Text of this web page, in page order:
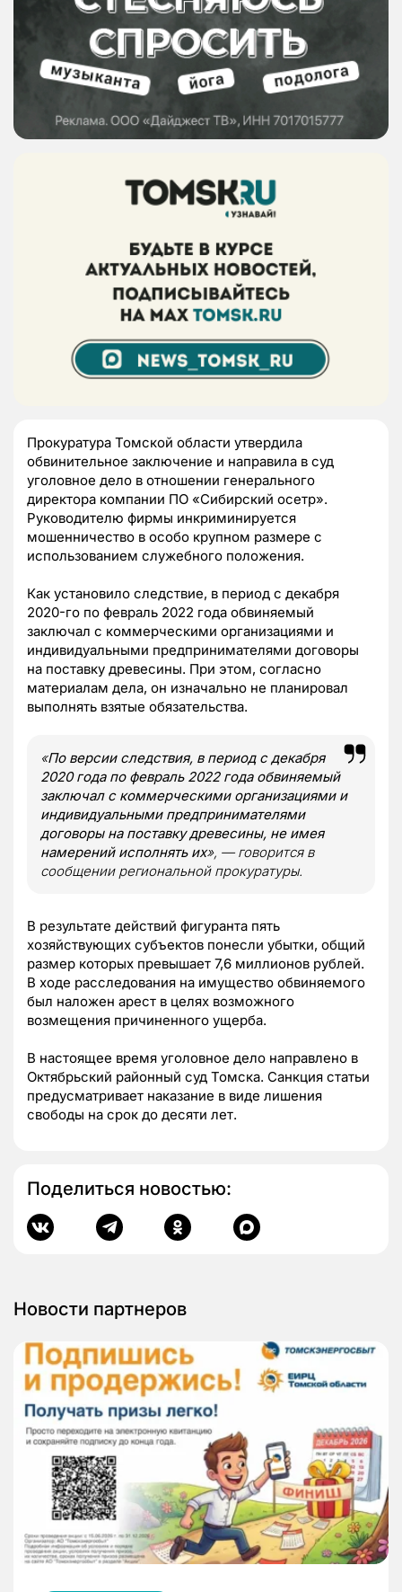
Прокуратура Томской области утвердила
обвинительное заключение и направила в суд
уголовное дело в отношении генерального
директора компании ПО «Сибирский осетр».
Руководителю фирмы инкриминируется
мошенничество в особо крупном размере с
использованием служебного положения.
Как установило следствие, в период с декабря
2020-го по февраль 2022 года обвиняемый
заключал с коммерческими организациями и
индивидуальными предпринимателями договоры
на поставку древесины. При этом, согласно
материалам дела, он изначально не планировал
выполнять взятые обязательства.
«По версии следствия, в период с декабря
2020 года по февраль 2022 года обвиняемый
заключал с коммерческими организациями и
индивидуальными предпринимателями
договоры на поставку древесины, не имея
намерений исполнять их», — говорится в
сообщении региональной прокуратуры.
В результате действий фигуранта пять
хозяйствующих субъектов понесли убытки, общий
размер которых превышает 7,6 миллионов рублей.
В ходе расследования на имущество обвиняемого
был наложен арест в целях возможного
возмещения причиненного ущерба.
В настоящее время уголовное дело направлено в
Октябрьский районный суд Томска. Санкция статьи
предусматривает наказание в виде лишения
свободы на срок до десяти лет.
Поделиться новостью:
Новости партнеров